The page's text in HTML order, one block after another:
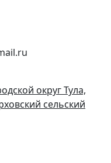
округ Тула,
сельский